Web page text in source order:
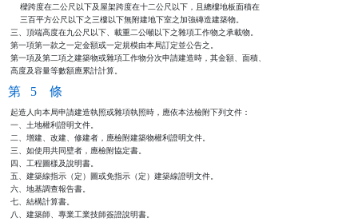
    樑跨度在二公尺以下及屋架跨度在十二公尺以下，且總樓地板面積在
    三百平方公尺以下之三樓以下無附建地下室之加強磚造建築物。
三、頂端高度在九公尺以下、載重二公噸以下之雜項工作物之承載物。
第一項第一款之一定金額或一定規模由本局訂定並公告之。
第一項及第二項之建築物或雜項工作物分次申請建造時，其金額、面積、
高度及容量等數額應累計計算。
第 5 條
起造人向本局申請建造執照或雜項執照時，應依本法檢附下列文件：
一、土地權利證明文件。
二、增建、改建、修建者，應檢附建築物權利證明文件。
三、如使用共同壁者，應檢附協定書。
四、工程圖樣及說明書。
五、建築線指示（定）圖或免指示（定）建築線證明文件。
六、地基調查報告書。
七、結構計算書。
八、建築師、專業工業技師簽證說明書。